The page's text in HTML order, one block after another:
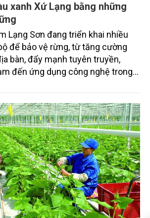
xanh Xứ Lạng bằng những
Lạng Sơn đang triển khai nhiều
để bảo vệ rừng, từ tăng cường
bàn, đẩy mạnh tuyên truyền,
đến ứng dụng công nghệ trong